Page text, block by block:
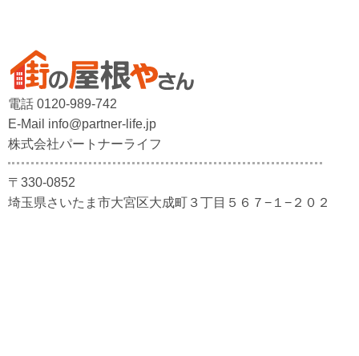
電話 0120-989-742
E-Mail info@partner-life.jp
株式会社パートナーライフ
〒330-0852
埼玉県さいたま市大宮区大成町３丁目５６７−１−２０２